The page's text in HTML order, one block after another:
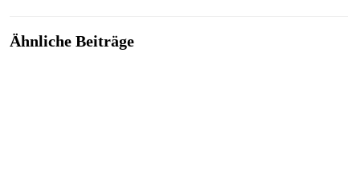
Ähnliche Beiträge